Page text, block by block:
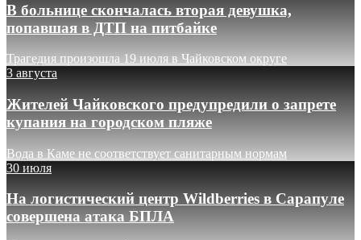
В больнице скончалась вторая девушка,
попавшая в ДТП на питбайке
Трагедия произошла 19 июля в Чайковском округе
3 августа
Жителей Чайковского предупредили о запрете
купания на городском пляже
Вода в Каме не соответствует санитарным нормам
30 июля
На логистический центр Wildberries в Сарапуле
совершена атака БПЛА